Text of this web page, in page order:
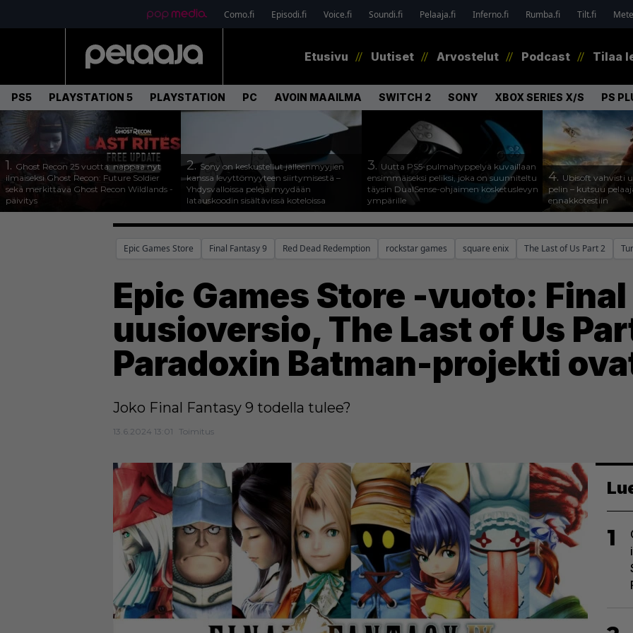
Como.fi Episodi.fi Voice.fi Soundi.fi Pelaaja.fi Inferno.fi Rumba.fi Tilt.fi
Etusivu Uutiset Arvostelut Podcast Tilaa
PS5 PLAYSTATION 5 PLAYSTATION PC AVOIN MAAILMA SWITCH 2 SONY XBOX SERIES X/S PS
1. Ghost Recon 25 vuotta: nappaa nyt
ilmaiseksi Ghost Recon: Future Soldier
sekä merkittävä Ghost Recon Wildlands -
päivitys
2.Sony on keskustellut jälleenmyyjien
kanssa levyttömyyteen siirtymisestä –
Yhdysvalloissa pelejä myydään
latauskoodin sisältävissä koteloissa
3. Uutta PS5-pulmahyppelyä kuvaillaan
ensimmäiseksi peliksi, joka on suunniteltu
täysin DualSense-ohjaimen kosketuslevyn
ympärille
4. Ubisoft vahvisti
pelin – kutsuu
ennakkotestiin
Epic Games Store Final Fantasy 9 Red Dead Redemption rockstar games square enix The Last of Us Part 2
Epic Games Store -vuoto:
uusioversio, The Last of Us
Paradoxin Batman-projekti
Joko Final Fantasy 9 todella tulee?
13.6.2024 13:01 Toimitus
1